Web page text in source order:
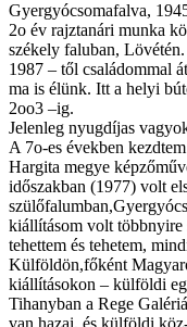
Gyergyócsomafalva,
2o év rajztanári munka
székely faluban, Lövétén.
1987 – től családommal
ma is élünk. Itt a helyi
2oo3 –ig.
Jelenleg nyugdíjas
A 7o-es években
Hargita megye
időszakban (1977) volt
kiállításom volt többnyire
tehettem és tehetem,
Külföldön,főként
kiállításokon – külföldi
Tihanyban a Rege